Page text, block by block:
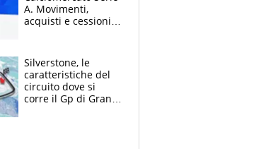
A. Movimenti,
acquisti e cessioni:
Silverstone, le
caratteristiche del
circuito dove si
corre il Gp di Gran